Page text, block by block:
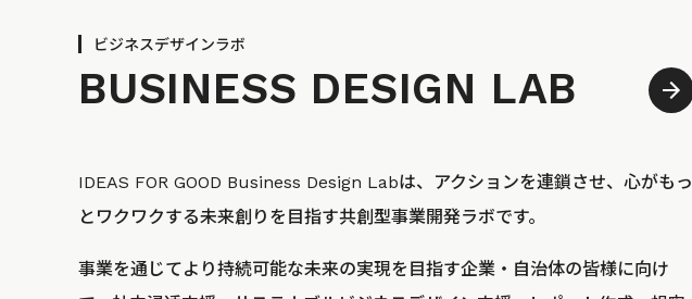
ビジネスデザインラボ
BUSINESS DESIGN LAB
IDEAS FOR GOOD Business Design Labは、アクションを連鎖させ、心がもっ
とワクワクする未来創りを目指す共創型事業開発ラボです。
事業を通じてより持続可能な未来の実現を目指す企業・自治体の皆様に向け